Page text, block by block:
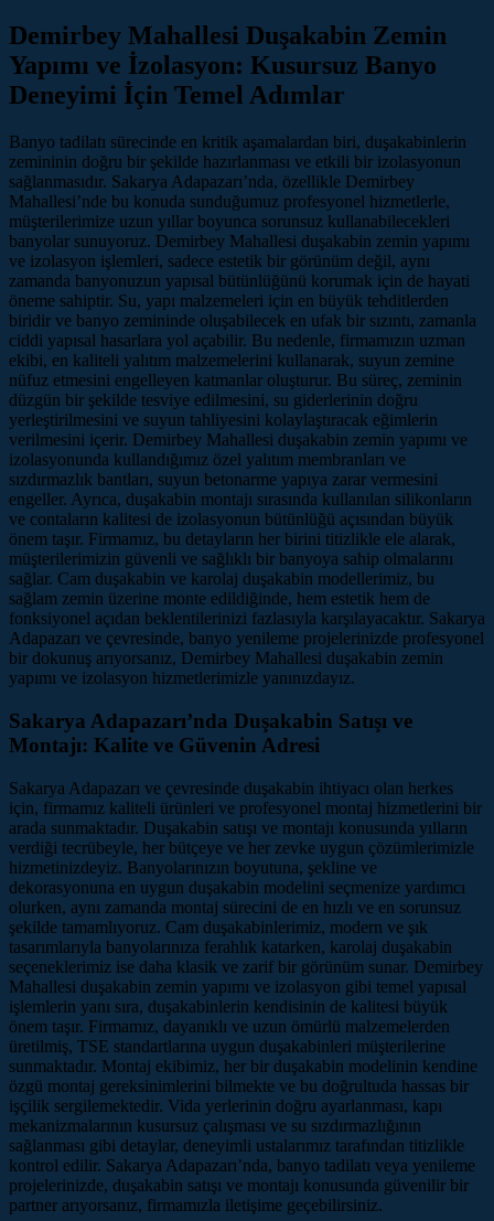
Demirbey Mahallesi Duşakabin Zemin
Yapımı ve İzolasyon: Kusursuz Banyo
Deneyimi İçin Temel Adımlar
Banyo tadilatı sürecinde en kritik aşamalardan biri, duşakabinlerin
zemininin doğru bir şekilde hazırlanması ve etkili bir izolasyonun
sağlanmasıdır. Sakarya Adapazarı’nda, özellikle Demirbey
Mahallesi’nde bu konuda sunduğumuz profesyonel hizmetlerle,
müşterilerimize uzun yıllar boyunca sorunsuz kullanabilecekleri
banyolar sunuyoruz. Demirbey Mahallesi duşakabin zemin yapımı
ve izolasyon işlemleri, sadece estetik bir görünüm değil, aynı
zamanda banyonuzun yapısal bütünlüğünü korumak için de hayati
öneme sahiptir. Su, yapı malzemeleri için en büyük tehditlerden
biridir ve banyo zemininde oluşabilecek en ufak bir sızıntı, zamanla
ciddi yapısal hasarlara yol açabilir. Bu nedenle, firmamızın uzman
ekibi, en kaliteli yalıtım malzemelerini kullanarak, suyun zemine
nüfuz etmesini engelleyen katmanlar oluşturur. Bu süreç, zeminin
düzgün bir şekilde tesviye edilmesini, su giderlerinin doğru
yerleştirilmesini ve suyun tahliyesini kolaylaştıracak eğimlerin
verilmesini içerir. Demirbey Mahallesi duşakabin zemin yapımı ve
izolasyonunda kullandığımız özel yalıtım membranları ve
sızdırmazlık bantları, suyun betonarme yapıya zarar vermesini
engeller. Ayrıca, duşakabin montajı sırasında kullanılan silikonların
ve contaların kalitesi de izolasyonun bütünlüğü açısından büyük
önem taşır. Firmamız, bu detayların her birini titizlikle ele alarak,
müşterilerimizin güvenli ve sağlıklı bir banyoya sahip olmalarını
sağlar. Cam duşakabin ve karolaj duşakabin modellerimiz, bu
sağlam zemin üzerine monte edildiğinde, hem estetik hem de
fonksiyonel açıdan beklentilerinizi fazlasıyla karşılayacaktır. Sakarya
Adapazarı ve çevresinde, banyo yenileme projelerinizde profesyonel
bir dokunuş arıyorsanız, Demirbey Mahallesi duşakabin zemin
yapımı ve izolasyon hizmetlerimizle yanınızdayız.
Sakarya Adapazarı’nda Duşakabin Satışı ve
Montajı: Kalite ve Güvenin Adresi
Sakarya Adapazarı ve çevresinde duşakabin ihtiyacı olan herkes
için, firmamız kaliteli ürünleri ve profesyonel montaj hizmetlerini bir
arada sunmaktadır. Duşakabin satışı ve montajı konusunda yılların
verdiği tecrübeyle, her bütçeye ve her zevke uygun çözümlerimizle
hizmetinizdeyiz. Banyolarınızın boyutuna, şekline ve
dekorasyonuna en uygun duşakabin modelini seçmenize yardımcı
olurken, aynı zamanda montaj sürecini de en hızlı ve en sorunsuz
şekilde tamamlıyoruz. Cam duşakabinlerimiz, modern ve şık
tasarımlarıyla banyolarınıza ferahlık katarken, karolaj duşakabin
seçeneklerimiz ise daha klasik ve zarif bir görünüm sunar. Demirbey
Mahallesi duşakabin zemin yapımı ve izolasyon gibi temel yapısal
işlemlerin yanı sıra, duşakabinlerin kendisinin de kalitesi büyük
önem taşır. Firmamız, dayanıklı ve uzun ömürlü malzemelerden
üretilmiş, TSE standartlarına uygun duşakabinleri müşterilerine
sunmaktadır. Montaj ekibimiz, her bir duşakabin modelinin kendine
özgü montaj gereksinimlerini bilmekte ve bu doğrultuda hassas bir
işçilik sergilemektedir. Vida yerlerinin doğru ayarlanması, kapı
mekanizmalarının kusursuz çalışması ve su sızdırmazlığının
sağlanması gibi detaylar, deneyimli ustalarımız tarafından titizlikle
kontrol edilir. Sakarya Adapazarı’nda, banyo tadilatı veya yenileme
projelerinizde, duşakabin satışı ve montajı konusunda güvenilir bir
partner arıyorsanız, firmamızla iletişime geçebilirsiniz.